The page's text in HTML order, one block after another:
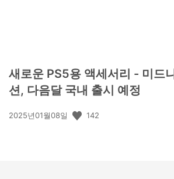
새로운 PS5용 액세서리 - 미드
션, 다음달 국내 출시 예정
공
2025년01월08일 142